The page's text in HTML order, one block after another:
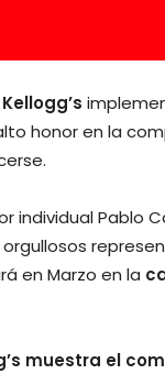
Kellogg’s
honor en la
individual Pablo
en Marzo en la
muestra el